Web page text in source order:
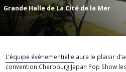
Grande Halle de La Cité de la Mer
L’équipe événementielle aura le plaisir
convention Cherbourg Japan Pop Show